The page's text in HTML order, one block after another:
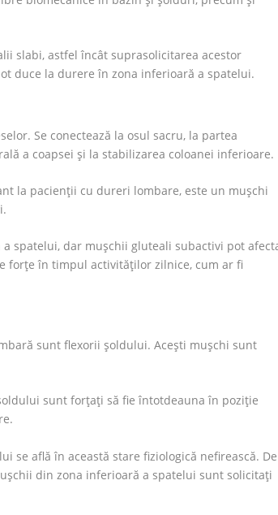
slabi, astfel încât suprasolicitarea acestor
duce la durere în zona inferioară a spatelui.
Se conectează la osul sacru, la partea
a coapsei și la stabilizarea coloanei inferioare.
la pacienții cu dureri lombare, este un mușchi
spatelui, dar mușchii gluteali subactivi pot
forțe în timpul activităților zilnice, cum ar fi
sunt flexorii șoldului. Acești mușchi sunt
sunt forțați să fie întotdeauna în poziție
se află în această stare fiziologică nefirească. De
din zona inferioară a spatelui sunt solicitaţi